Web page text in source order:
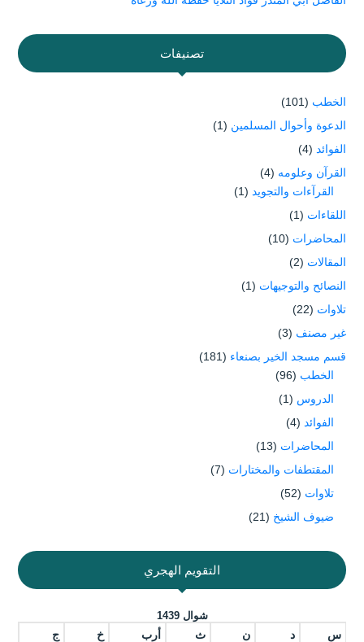
تصنيفات
الخطب (101)
الدعوة وأحوال المسلمين (1)
الفوائد (4)
القرآن وعلومه (4)
القرآءات والتجويد (1)
اللقاءات (1)
المحاضرات (10)
المقالات (2)
النصائح والتوجيهات (1)
تلاوات (22)
غير مصنف (3)
قسم مسجد الخير بصنعاء (181)
الخطب (96)
الدروس (1)
الفوائد (4)
المحاضرات (13)
المقتطفات والمختارات (7)
تلاوات (52)
ضيوف الشيخ (21)
التقويم الهجري
شوال 1439
س د ن ث أرب خ ج